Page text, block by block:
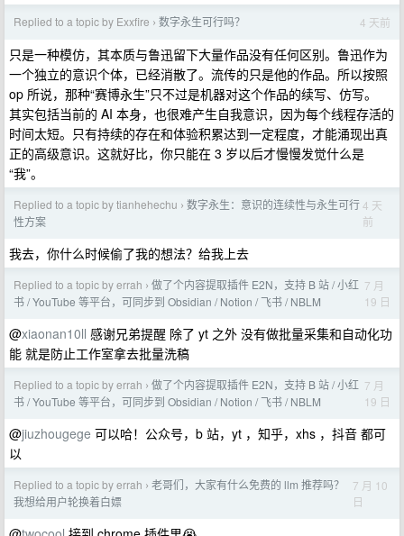
Replied to a topic by Exxfire › 数字永生可行吗？ 4 天前
只是一种模仿，其本质与鲁迅留下大量作品没有任何区别。鲁迅作为
一个独立的意识个体，已经消散了。流传的只是他的作品。所以按照
op 所说，那种“赛博永生”只不过是机器对这个作品的续写、仿写。
其实包括当前的 AI 本身，也很难产生自我意识，因为每个线程存活的
时间太短。只有持续的存在和体验积累达到一定程度，才能涌现出真
正的高级意识。这就好比，你只能在 3 岁以后才慢慢发觉什么是
“我”。
Replied to a topic by tianhehechu › 数字永生：意识的连续性与永生可行
性方案
4 天
前
我去，你什么时候偷了我的想法？给我上去
Replied to a topic by errah › 做了个内容提取插件 E2N，支持 B 站 / 小红
书 / YouTube 等平台，可同步到 Obsidian / Notion / 飞书 / NBLM
7 月
19 日
@xiaonan10ll 感谢兄弟提醒 除了 yt 之外 没有做批量采集和自动化功
能 就是防止工作室拿去批量洗稿
Replied to a topic by errah › 做了个内容提取插件 E2N，支持 B 站 / 小红
书 / YouTube 等平台，可同步到 Obsidian / Notion / 飞书 / NBLM
7 月
19 日
@jiuzhougege 可以哈！公众号，b 站，yt ，知乎，xhs ，抖音 都可
以
Replied to a topic by errah › 老哥们，大家有什么免费的 llm 推荐吗？
我想给用户轮换着白嫖
7 月 10
日